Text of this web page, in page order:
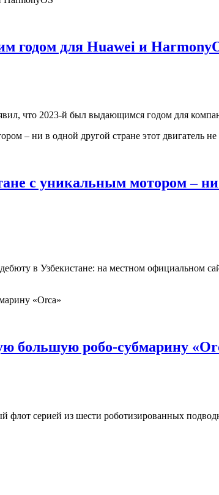
годом для Huawei и
что 2023-й был выдающимся годом для
с уникальным мотором – ни
в Узбекистане: на местном официальном
робо-субмарину
серией из шести роботизированных